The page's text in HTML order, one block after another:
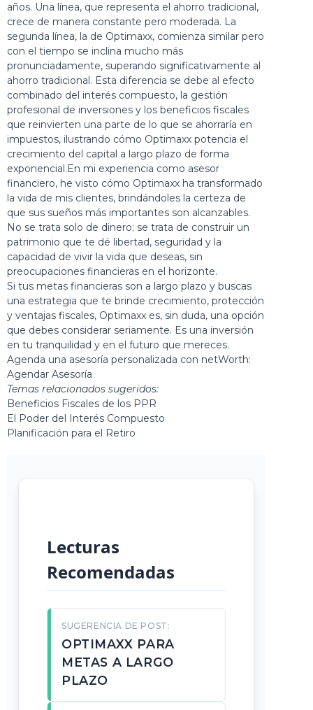
años. Una línea, que representa el ahorro tradicional,
crece de manera constante pero moderada. La
segunda línea, la de Optimaxx, comienza similar pero
con el tiempo se inclina mucho más
pronunciadamente, superando significativamente al
ahorro tradicional. Esta diferencia se debe al efecto
combinado del interés compuesto, la gestión
profesional de inversiones y los beneficios fiscales
que reinvierten una parte de lo que se ahorraría en
impuestos, ilustrando cómo Optimaxx potencia el
crecimiento del capital a largo plazo de forma
exponencial.En mi experiencia como asesor
financiero, he visto cómo Optimaxx ha transformado
la vida de mis clientes, brindándoles la certeza de
que sus sueños más importantes son alcanzables.
No se trata solo de dinero; se trata de construir un
patrimonio que te dé libertad, seguridad y la
capacidad de vivir la vida que deseas, sin
preocupaciones financieras en el horizonte.
Si tus metas financieras son a largo plazo y buscas
una estrategia que te brinde crecimiento, protección
y ventajas fiscales, Optimaxx es, sin duda, una opción
que debes considerar seriamente. Es una inversión
en tu tranquilidad y en el futuro que mereces.
Agenda una asesoría personalizada con netWorth:
Agendar Asesoría
Temas relacionados sugeridos:
Beneficios Fiscales de los PPR
El Poder del Interés Compuesto
Planificación para el Retiro
Lecturas
Recomendadas
SUGERENCIA DE POST:
OPTIMAXX PARA
METAS A LARGO
PLAZO